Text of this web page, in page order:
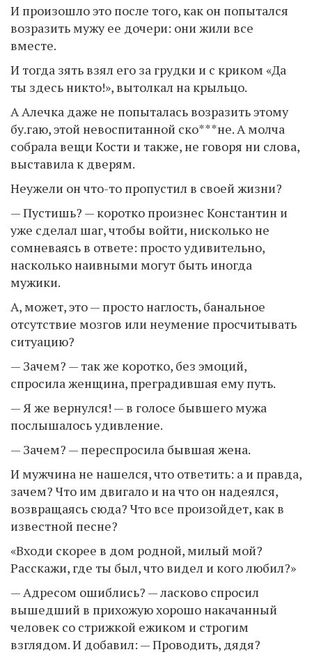
И произошло это после того, как он попытался
возразить мужу ее дочери: они жили все
вместе.
И тогда зять взял его за грудки и с криком «Да
ты здесь никто!», вытолкал на крыльцо.
А Алечка даже не попыталась возразить этому
бу.гаю, этой невоспитанной ско***не. А молча
собрала вещи Кости и также, не говоря ни слова,
выставила к дверям.
Неужели он что-то пропустил в своей жизни?
— Пустишь? — коротко произнес Константин и
уже сделал шаг, чтобы войти, нисколько не
сомневаясь в ответе: просто удивительно,
насколько наивными могут быть иногда
мужики.
А, может, это — просто наглость, банальное
отсутствие мозгов или неумение просчитывать
ситуацию?
— Зачем? — так же коротко, без эмоций,
спросила женщина, преградившая ему путь.
— Я же вернулся! — в голосе бывшего мужа
послышалось удивление.
— Зачем? — переспросила бывшая жена.
И мужчина не нашелся, что ответить: а и правда,
зачем? Что им двигало и на что он надеялся,
возвращаясь сюда? Что все произойдет, как в
известной песне?
«Входи скорее в дом родной, милый мой?
Расскажи, где ты был, что видел и кого любил?»
— Адресом ошиблись? — ласково спросил
вышедший в прихожую хорошо накачанный
человек со стрижкой ежиком и строгим
взглядом. И добавил: — Проводить, дядя?